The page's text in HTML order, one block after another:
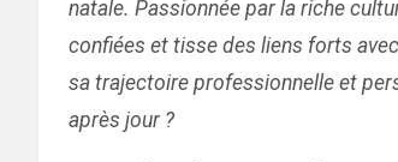
natale. Passionnée par la riche
confiées et tisse des liens forts
sa trajectoire professionnelle et
après jour ?